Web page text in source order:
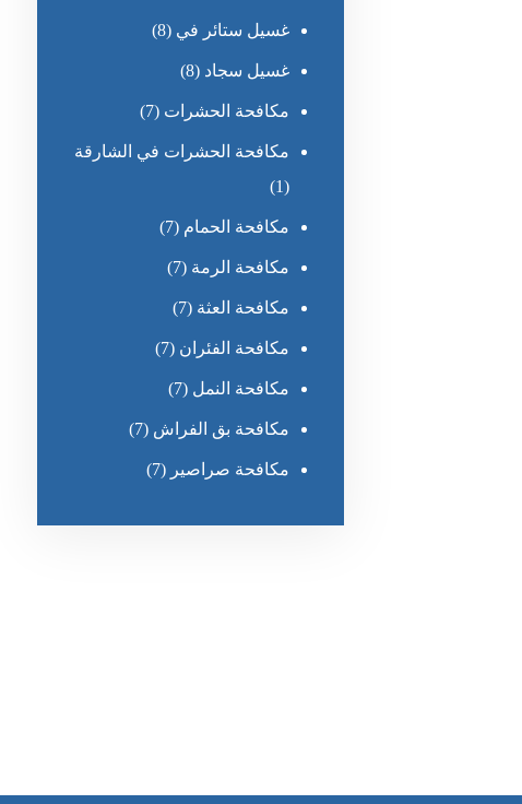
غسيل ستائر في (8)
غسيل سجاد (8)
مكافحة الحشرات (7)
مكافحة الحشرات في الشارقة
(1)
مكافحة الحمام (7)
مكافحة الرمة (7)
مكافحة العثة (7)
مكافحة الفئران (7)
مكافحة النمل (7)
مكافحة بق الفراش (7)
مكافحة صراصير (7)